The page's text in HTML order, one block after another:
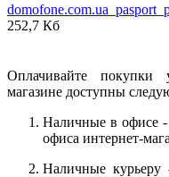
252,7 Кб
Оплачивайте
магазине доступны
Наличные в офисе -
офиса интернет-
Наличные курьеру